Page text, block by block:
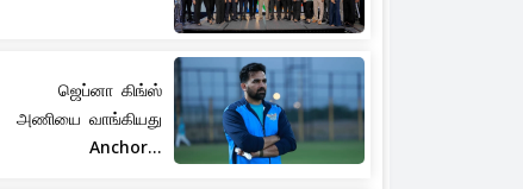
ஜெப்னா கிங்ஸ்
அணியை வாங்கியது
Anchor...